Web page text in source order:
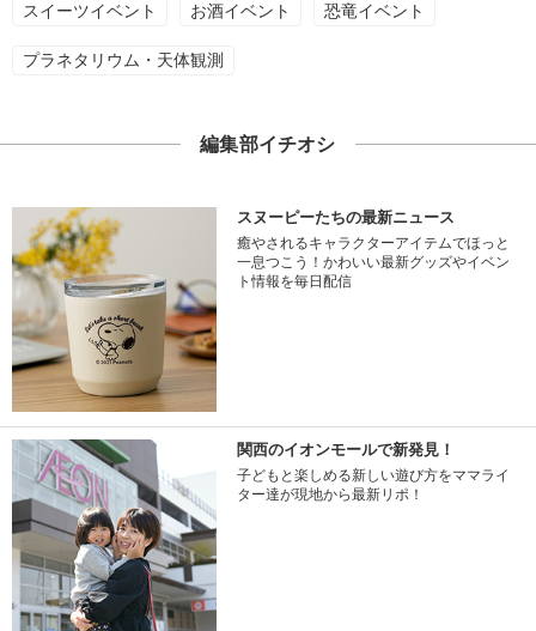
スイーツイベント お酒イベント 恐竜イベント
プラネタリウム・天体観測
編集部イチオシ
スヌーピーたちの最新ニュース
癒やされるキャラクターアイテムでほっと
一息つこう！かわいい最新グッズやイベン
ト情報を毎日配信
関西のイオンモールで新発見！
子どもと楽しめる新しい遊び方をママライ
ター達が現地から最新リポ！